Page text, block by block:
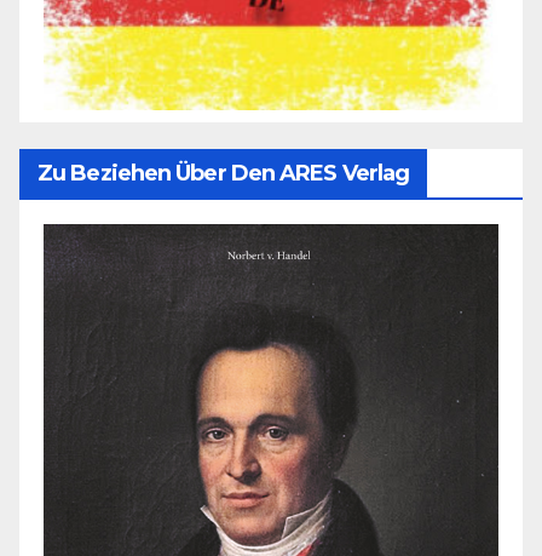
Zu Beziehen Über Den ARES Verlag